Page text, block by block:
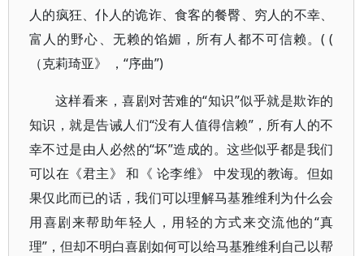
人的疯狂、仆人的诡诈、食客的餐臀、穷人的不幸、
富人的野心、无赖的馅媚，所有人都不可信赖。( (
（克莉琦亚》 ，“序曲”)
这样看来，喜剧对苦难的“知识”似乎就是欺诈的
知识，就是告诫人们“没有人值得信赖”，所有人的不
幸不过是由人必然的“坏”造成的。这些似乎都是我们
可以在《君主》 和《 论李维》 中发现的教诲。但如
果仅此而已的话，我们可以理解马基雅维利为什么会
用喜剧来帮助年轻人，用轻的方式来交流他的“真
理”，但却不明白喜剧如何可以给马基雅维利自己以帮